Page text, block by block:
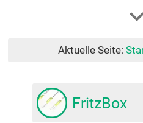
Aktuelle Seite:
FritzBox